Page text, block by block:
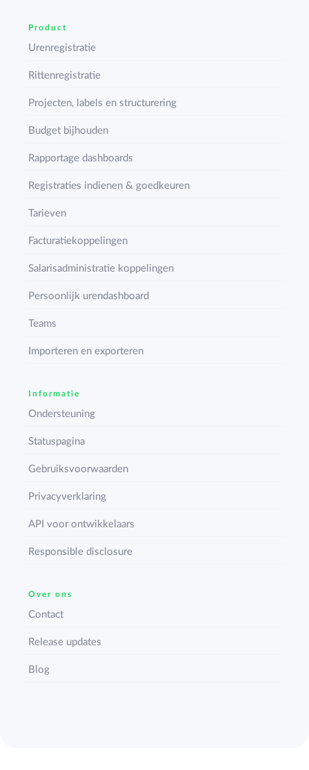
Product
Urenregistratie
Rittenregistratie
Projecten, labels en structurering
Budget bijhouden
Rapportage dashboards
Registraties indienen & goedkeuren
Tarieven
Facturatiekoppelingen
Salarisadministratie koppelingen
Persoonlijk urendashboard
Teams
Importeren en exporteren
Informatie
Ondersteuning
Statuspagina
Gebruiksvoorwaarden
Privacyverklaring
API voor ontwikkelaars
Responsible disclosure
Over ons
Contact
Release updates
Blog